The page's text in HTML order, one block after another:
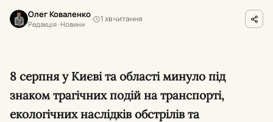
Олег Коваленко
Редакція · Новини
1 хв читання
8 серпня у Києві та області минуло під
знаком трагічних подій на транспорті,
екологічних наслідків обстрілів та